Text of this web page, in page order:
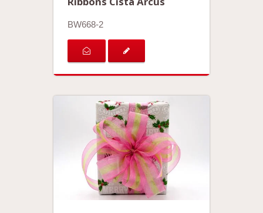
BW668-2